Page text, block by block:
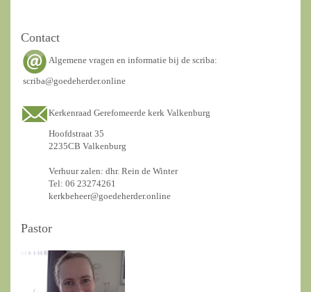
Contact
Algemene vragen en informatie bij de scriba:
scriba@goedeherder.online
Kerkenraad Gerefomeerde kerk Valkenburg
Hoofdstraat 35
2235CB Valkenburg
Verhuur zalen: dhr. Rein de Winter
Tel: 06 23274261
kerkbeheer@goedeherder.online
Pastor